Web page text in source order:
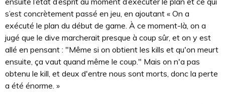
s’est concrètement passé en jeu, en ajoutant « On a
exécuté le plan du début de game. À ce moment-là, on a
jugé que le dive marcherait presque à coup sûr, et on y est
allé en pensant : "Même si on obtient les kills et qu'on meurt
ensuite, ça vaut quand même le coup." Mais on n'a pas
obtenu le kill, et deux d'entre nous sont morts, donc la perte
a été énorme. »